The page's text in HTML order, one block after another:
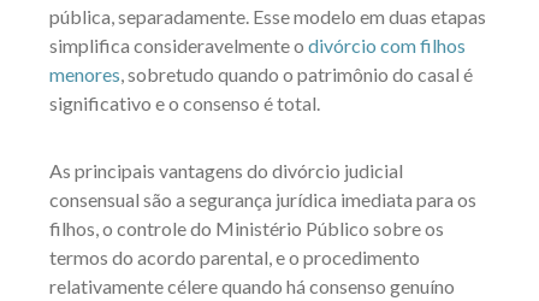
pública, separadamente. Esse modelo em duas etapas
simplifica consideravelmente o divórcio com filhos
menores , sobretudo quando o patrimônio do casal é
significativo e o consenso é total.
As principais vantagens do divórcio judicial
consensual são a segurança jurídica imediata para os
filhos, o controle do Ministério Público sobre os
termos do acordo parental, e o procedimento
relativamente célere quando há consenso genuíno